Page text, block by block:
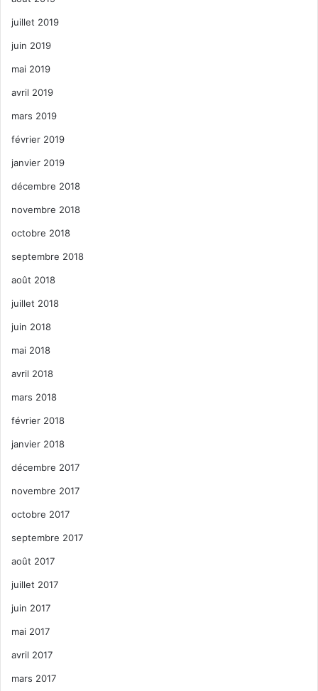
juillet 2019
juin 2019
mai 2019
avril 2019
mars 2019
février 2019
janvier 2019
décembre 2018
novembre 2018
octobre 2018
septembre 2018
août 2018
juillet 2018
juin 2018
mai 2018
avril 2018
mars 2018
février 2018
janvier 2018
décembre 2017
novembre 2017
octobre 2017
septembre 2017
août 2017
juillet 2017
juin 2017
mai 2017
avril 2017
mars 2017